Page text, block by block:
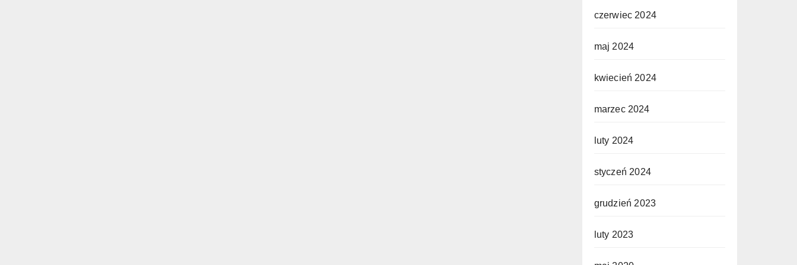
czerwiec 2024
maj 2024
kwiecień 2024
marzec 2024
luty 2024
styczeń 2024
grudzień 2023
luty 2023